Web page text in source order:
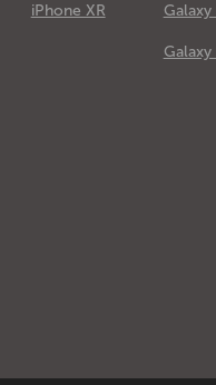
iPhone XR Galaxy
Galaxy